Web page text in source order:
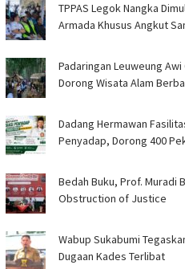
TPPAS Legok Nangka
Armada Khusus Angkut
Padaringan Leuweung
Dorong Wisata Alam
Dadang Hermawan
Penyadap, Dorong 400
Bedah Buku, Prof. Muradi
Obstruction of Justice
Wabup Sukabumi
Dugaan Kades Terlibat